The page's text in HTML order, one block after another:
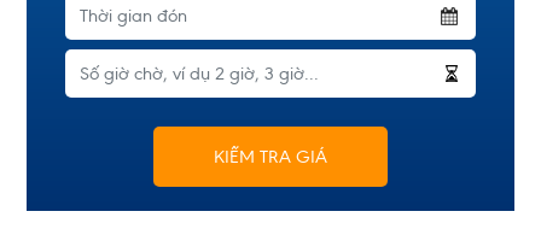
KIỂM TRA GIÁ